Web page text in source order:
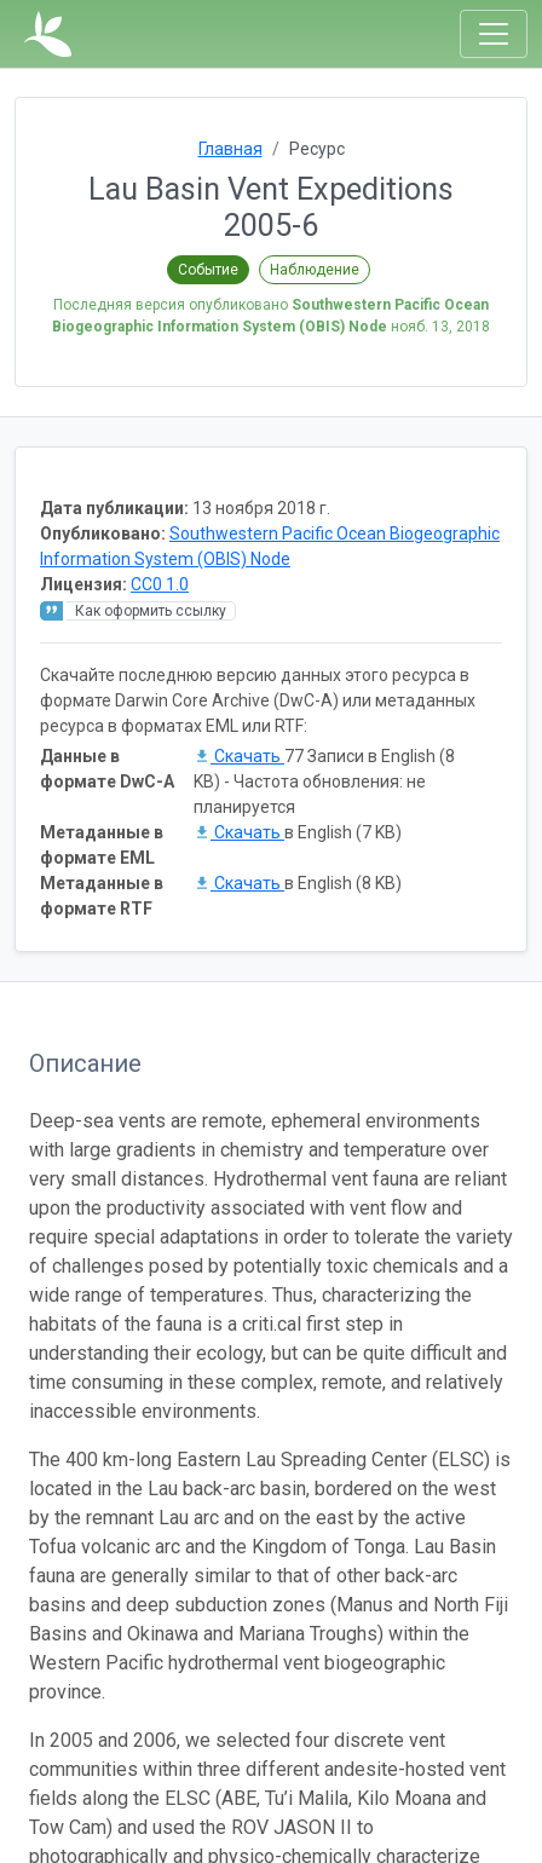
Главная Ресурс
Lau Basin Vent Expeditions
2005-6
Событие Наблюдение
Последняя версия опубликовано Southwestern Pacific Ocean
Biogeographic Information System (OBIS) Node нояб. 13, 2018
Дата публикации: 13 ноября 2018 г.
Опубликовано: Southwestern Pacific Ocean Biogeographic
Information System (OBIS) Node
Лицензия: CC0 1.0
Как оформить ссылку
Скачайте последнюю версию данных этого ресурса в
формате Darwin Core Archive (DwC-A) или метаданных
ресурса в форматах EML или RTF:
Данные в
формате DwC-A
Скачать 77 Записи в English (8
KB) - Частота обновления: не
планируется
Метаданные в
формате EML
Скачать в English (7 KB)
Метаданные в
формате RTF
Скачать в English (8 KB)
Описание
Deep-sea vents are remote, ephemeral environments
with large gradients in chemistry and temperature over
very small distances. Hydrothermal vent fauna are reliant
upon the productivity associated with vent flow and
require special adaptations in order to tolerate the variety
of challenges posed by potentially toxic chemicals and a
wide range of temperatures. Thus, characterizing the
habitats of the fauna is a criti.cal first step in
understanding their ecology, but can be quite difficult and
time consuming in these complex, remote, and relatively
inaccessible environments.
The 400 km-long Eastern Lau Spreading Center (ELSC) is
located in the Lau back-arc basin, bordered on the west
by the remnant Lau arc and on the east by the active
Tofua volcanic arc and the Kingdom of Tonga. Lau Basin
fauna are generally similar to that of other back-arc
basins and deep subduction zones (Manus and North Fiji
Basins and Okinawa and Mariana Troughs) within the
Western Pacific hydrothermal vent biogeographic
province.
In 2005 and 2006, we selected four discrete vent
communities within three different andesite-hosted vent
fields along the ELSC (ABE, Tu’i Malila, Kilo Moana and
Tow Cam) and used the ROV JASON II to
photographically and physico-chemically characterize